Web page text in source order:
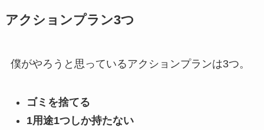
アクションプラン3つ
僕がやろうと思っているアクションプランは3つ。
ゴミを捨てる
1用途1つしか持たない